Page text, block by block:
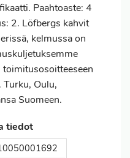
Paahtoaste: 4
2. Löfbergs kahvit
kelmussa on
Oulu,
Suomeen.
tiedot